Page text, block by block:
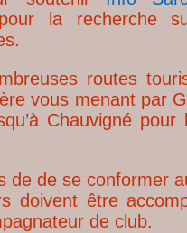
pour la recherche
routes
vous menant par
Chauvigné pour
de de se conformer
doivent être
de club.